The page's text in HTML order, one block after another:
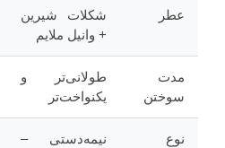
عطر
شکلات شیرین
+ وانیل ملایم
مدت
سوختن
طولانی‌تر و
یکنواخت‌تر
نوع
نیمه‌دستی –